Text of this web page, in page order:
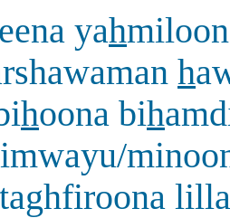
eena yah
h
hoona bih
lilla